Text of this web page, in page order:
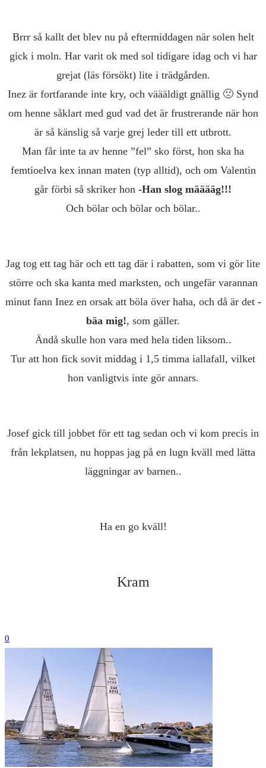
Brrr så kallt det blev nu på eftermiddagen när solen helt
gick i moln. Har varit ok med sol tidigare idag och vi har
grejat (läs försökt) lite i trädgården.
Inez är fortfarande inte kry, och väääldigt gnällig 🙁 Synd
om henne såklart med gud vad det är frustrerande när hon
är så känslig så varje grej leder till ett utbrott.
Man får inte ta av henne ”fel” sko först, hon ska ha
femtioelva kex innan maten (typ alltid), och om Valentin
går förbi så skriker hon -Han slog määääg!!!
Och bölar och bölar och bölar..
Jag tog ett tag här och ett tag där i rabatten, som vi gör lite
större och ska kanta med marksten, och ungefär varannan
minut fann Inez en orsak att böla över haha, och då är det -
bäa mig!, som gäller.
Ändå skulle hon vara med hela tiden liksom..
Tur att hon fick sovit middag i 1,5 timma iallafall, vilket
hon vanligtvis inte gör annars.
Josef gick till jobbet för ett tag sedan och vi kom precis in
från lekplatsen, nu hoppas jag på en lugn kväll med lätta
läggningar av barnen..
Ha en go kväll!
Kram
0